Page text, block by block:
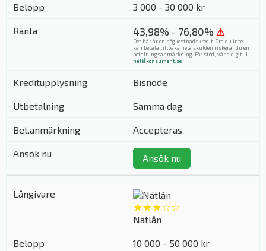
3 000 - 30 000 kr
43,98% - 76,80% ⚠
Det här är en högkostnadskredit. Om du inte
kan betala tillbaka hela skulden riskerar du en
betalningsanmärkning. För stöd, vänd dig till
hallåkonsument.se
Bisnode
Samma dag
Accepteras
Ansök nu
★★★☆☆
Nätlån
10 000 - 50 000 kr